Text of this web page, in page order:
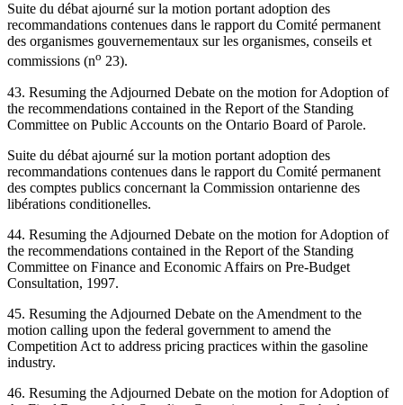
Suite du débat ajourné sur la motion portant adoption des
recommandations contenues dans le rapport du Comité permanent
des organismes gouvernementaux sur les organismes, conseils et
commissions (no 23).
43. Resuming the Adjourned Debate on the motion for Adoption of
the recommendations contained in the Report of the Standing
Committee on Public Accounts on the Ontario Board of Parole.
Suite du débat ajourné sur la motion portant adoption des
recommandations contenues dans le rapport du Comité permanent
des comptes publics concernant la Commission ontarienne des
libérations conditionelles.
44. Resuming the Adjourned Debate on the motion for Adoption of
the recommendations contained in the Report of the Standing
Committee on Finance and Economic Affairs on Pre-Budget
Consultation, 1997.
45. Resuming the Adjourned Debate on the Amendment to the
motion calling upon the federal government to amend the
Competition Act to address pricing practices within the gasoline
industry.
46. Resuming the Adjourned Debate on the motion for Adoption of